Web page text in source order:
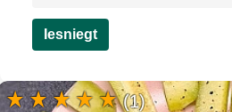
Iesniegt
(1)